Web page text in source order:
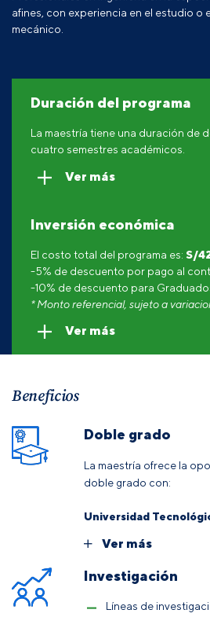
afines, con experiencia en el estudio o
mecánico.
Duración del programa
La maestría tiene una duración de
cuatro semestres académicos.
Ver más
Inversión económica
El costo total del programa es: S/
-5% de descuento por pago al
-10% de descuento para
* Monto referencial, sujeto a
Ver más
Beneficios
Doble grado
La maestría ofrece la
doble grado con:
Universidad
Ver más
Investigación
Líneas de